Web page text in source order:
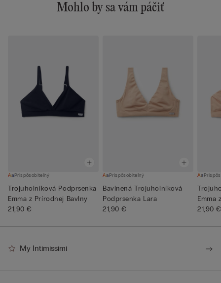
Mohlo by sa vám páčiť
Prispôsobiteľný
Trojuholníková Podprsenka
Emma z Prírodnej Bavlny
21,90 €
Prispôsobiteľný
Bavlnená Trojuholníková
Podprsenka Lara
21,90 €
Emma
21,90 €
My Intimissimi